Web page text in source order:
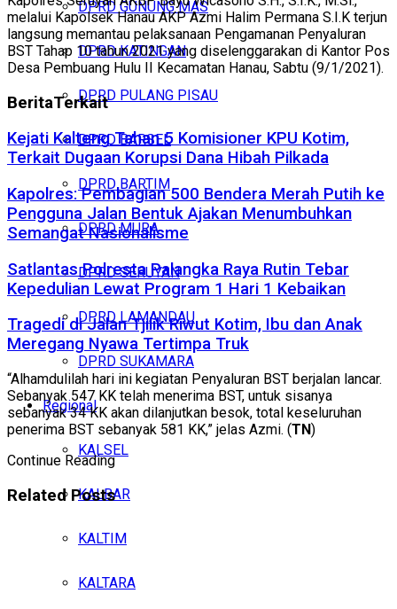
DPRD GUNUNG MAS
DPRD KATINGAN
DPRD PULANG PISAU
DPRD BARSEL
DPRD BARTIM
DPRD MURA
DPRD SERUYAN
DPRD LAMANDAU
DPRD SUKAMARA
Regional
KALSEL
KALBAR
KALTIM
KALTARA
melalui Kapolsek Hanau AKP Azmi Halim Permana S.I.K terjun
langsung memantau pelaksanaan Pengamanan Penyaluran
BST Tahap 10 tahun 2021 yang diselenggarakan di Kantor Pos
Desa Pembuang Hulu II Kecamatan Hanau, Sabtu (9/1/2021).
BeritaTerkait
Kejati Kalteng Tahan 5 Komisioner KPU Kotim,
Terkait Dugaan Korupsi Dana Hibah Pilkada
Kapolres: Pembagian 500 Bendera Merah Putih ke
Pengguna Jalan Bentuk Ajakan Menumbuhkan
Semangat Nasionalisme
Satlantas Polresta Palangka Raya Rutin Tebar
Kepedulian Lewat Program 1 Hari 1 Kebaikan
Tragedi di Jalan Tjilik Riwut Kotim, Ibu dan Anak
Meregang Nyawa Tertimpa Truk
“Alhamdulilah hari ini kegiatan Penyaluran BST berjalan lancar.
Sebanyak 547 KK telah menerima BST, untuk sisanya
sebanyak 34 KK akan dilanjutkan besok, total keseluruhan
penerima BST sebanyak 581 KK,” jelas Azmi. (TN)
Continue Reading
RelatedPosts